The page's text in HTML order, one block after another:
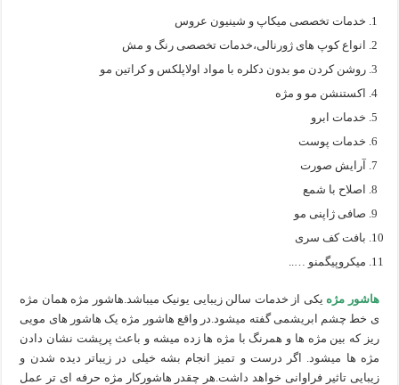
خدمات تخصصی میکاپ و شینیون عروس
انواع کوپ های ژورنالی،خدمات تخصصی رنگ و مش
روشن کردن مو بدون دکلره با مواد اولاپلکس و کراتین مو
اکستنشن مو و مژه
خدمات ابرو
خدمات پوست
آرایش صورت
اصلاح با شمع
صافی ژاپنی مو
بافت کف سری
میکروپیگمنو …..
هاشور مژه یکی از خدمات سالن زیبایی یونیک میباشد.هاشور مژه همان مژه
ی خط چشم ابریشمی گفته میشود.در واقع هاشور مژه یک هاشور های مویی
ریز که بین مژه ها و همرنگ با مژه ها زده میشه و باعث پرپشت نشان دادن
مژه ها میشود. اگر درست و تمیز انجام بشه خیلی در زیباتر دیده شدن و
زیبایی تاثیر فراوانی خواهد داشت.هر چقدر هاشورکار مژه حرفه ای تر عمل